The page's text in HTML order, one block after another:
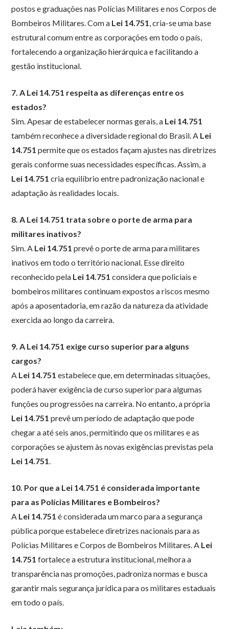
postos e graduações nas Polícias Militares e nos Corpos de
Bombeiros Militares. Com a Lei 14.751, cria-se uma base
estrutural comum entre as corporações em todo o país,
fortalecendo a organização hierárquica e facilitando a
gestão institucional.
7. A Lei 14.751 respeita as diferenças entre os
estados?
Sim. Apesar de estabelecer normas gerais, a Lei 14.751
também reconhece a diversidade regional do Brasil. A Lei
14.751 permite que os estados façam ajustes nas diretrizes
gerais conforme suas necessidades específicas. Assim, a
Lei 14.751 cria equilíbrio entre padronização nacional e
adaptação às realidades locais.
8. A Lei 14.751 trata sobre o porte de arma para
militares inativos?
Sim. A Lei 14.751 prevê o porte de arma para militares
inativos em todo o território nacional. Esse direito
reconhecido pela Lei 14.751 considera que policiais e
bombeiros militares continuam expostos a riscos mesmo
após a aposentadoria, em razão da natureza da atividade
exercida ao longo da carreira.
9. A Lei 14.751 exige curso superior para alguns
cargos?
A Lei 14.751 estabelece que, em determinadas situações,
poderá haver exigência de curso superior para algumas
funções ou progressões na carreira. No entanto, a própria
Lei 14.751 prevê um período de adaptação que pode
chegar a até seis anos, permitindo que os militares e as
corporações se ajustem às novas exigências previstas pela
Lei 14.751.
10. Por que a Lei 14.751 é considerada importante
para as Polícias Militares e Bombeiros?
A Lei 14.751 é considerada um marco para a segurança
pública porque estabelece diretrizes nacionais para as
Polícias Militares e Corpos de Bombeiros Militares. A Lei
14.751 fortalece a estrutura institucional, melhora a
transparência nas promoções, padroniza normas e busca
garantir mais segurança jurídica para os militares estaduais
em todo o país.